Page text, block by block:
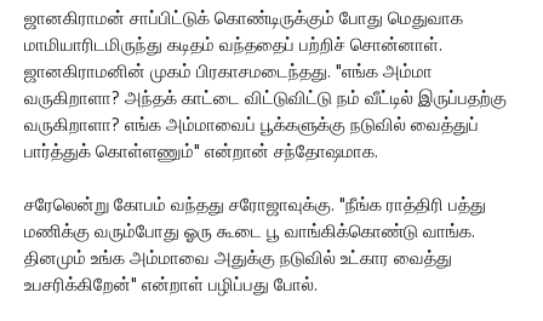
ஜானகிராமன் சாப்பிட்டுக் கொண்டிருக்கும் போது மெதுவாக
மாமியாரிடமிருந்து கடிதம் வந்ததைப் பற்றிச் சொன்னாள்.
ஜானகிராமனின் முகம் பிரகாசமடைந்தது. "எங்க அம்மா
வருகிறாளா? அந்தக் காட்டை விட்டுவிட்டு நம் வீட்டில் இருப்பதற்கு
வருகிறாளா? எங்க அம்மாவைப் பூக்களுக்கு நடுவில் வைத்துப்
பார்த்துக் கொள்ளணும்" என்றான் சந்தோஷமாக.
சரேலென்று கோபம் வந்தது சரோஜாவுக்கு. "நீங்க ராத்திரி பத்து
மணிக்கு வரும்போது ஓரு கூடை பூ வாங்கிக்கொண்டு வாங்க.
தினமும் உங்க அம்மாவை அதுக்கு நடுவில் உட்கார வைத்து
உபசரிக்கிறேன்" என்றாள் பழிப்பது போல்.